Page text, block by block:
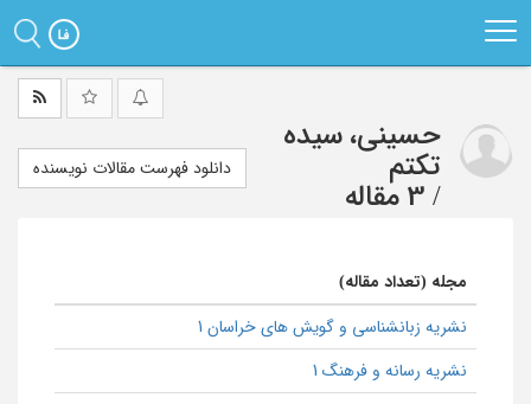
حسینی، سیده
تکتم
/ 3 مقاله
دانلود فهرست مقالات نویسنده
مجله (تعداد مقاله)
نشریه زبانشناسی و گویش های خراسان 1
نشریه رسانه و فرهنگ 1